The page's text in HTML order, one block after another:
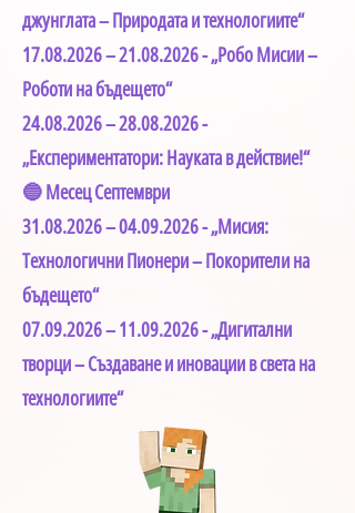
джунглата – Природата и технологиите“
17.08.2026–21.08.2026- „Робо Мисии –
Роботи на бъдещето“
24.08.2026–28.08.2026-
„Експериментатори: Науката в действие!“
🔵 Месец Септември
31.08.2026–04.09.2026- „Мисия:
Технологични Пионери – Покорители на
бъдещето“
07.09.2026–11.09.2026- „Дигитални
творци – Създаване и иновации в света на
технологиите“